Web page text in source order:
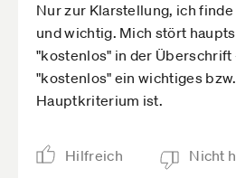
Nur zur Klarstellung, ich
und wichtig. Mich stört
"kostenlos" in der
"kostenlos" ein wichtiges
Hauptkriterium ist.
Hilfreich Nicht